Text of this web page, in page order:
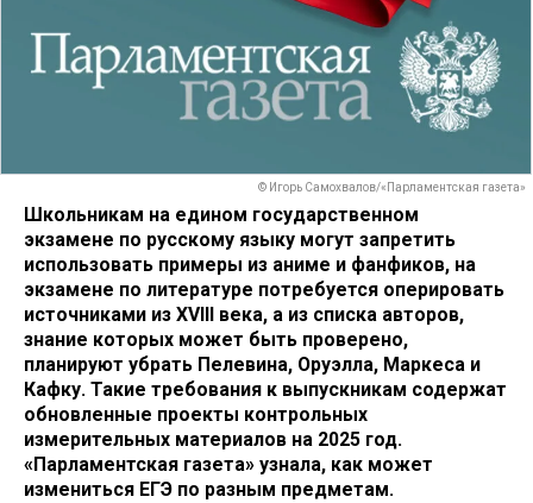
© Игорь Самохвалов/«Парламентская газета»
Школьникам на едином государственном
экзамене по русскому языку могут запретить
использовать примеры из аниме и фанфиков, на
экзамене по литературе потребуется оперировать
источниками из XVIII века, а из списка авторов,
знание которых может быть проверено,
планируют убрать Пелевина, Оруэлла, Маркеса и
Кафку. Такие требования к выпускникам содержат
обновленные проекты контрольных
измерительных материалов на 2025 год.
«Парламентская газета» узнала, как может
измениться ЕГЭ по разным предметам.